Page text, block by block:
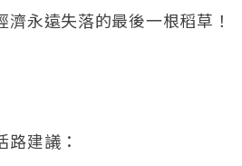
永遠失落的最後一根稻草！
建議：